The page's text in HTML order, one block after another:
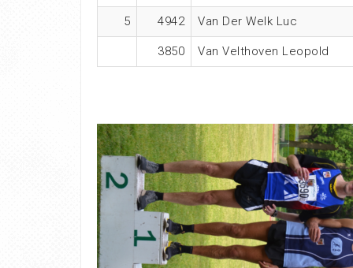
5 4942 Van Der Welk Luc
3850 Van Velthoven Leopold